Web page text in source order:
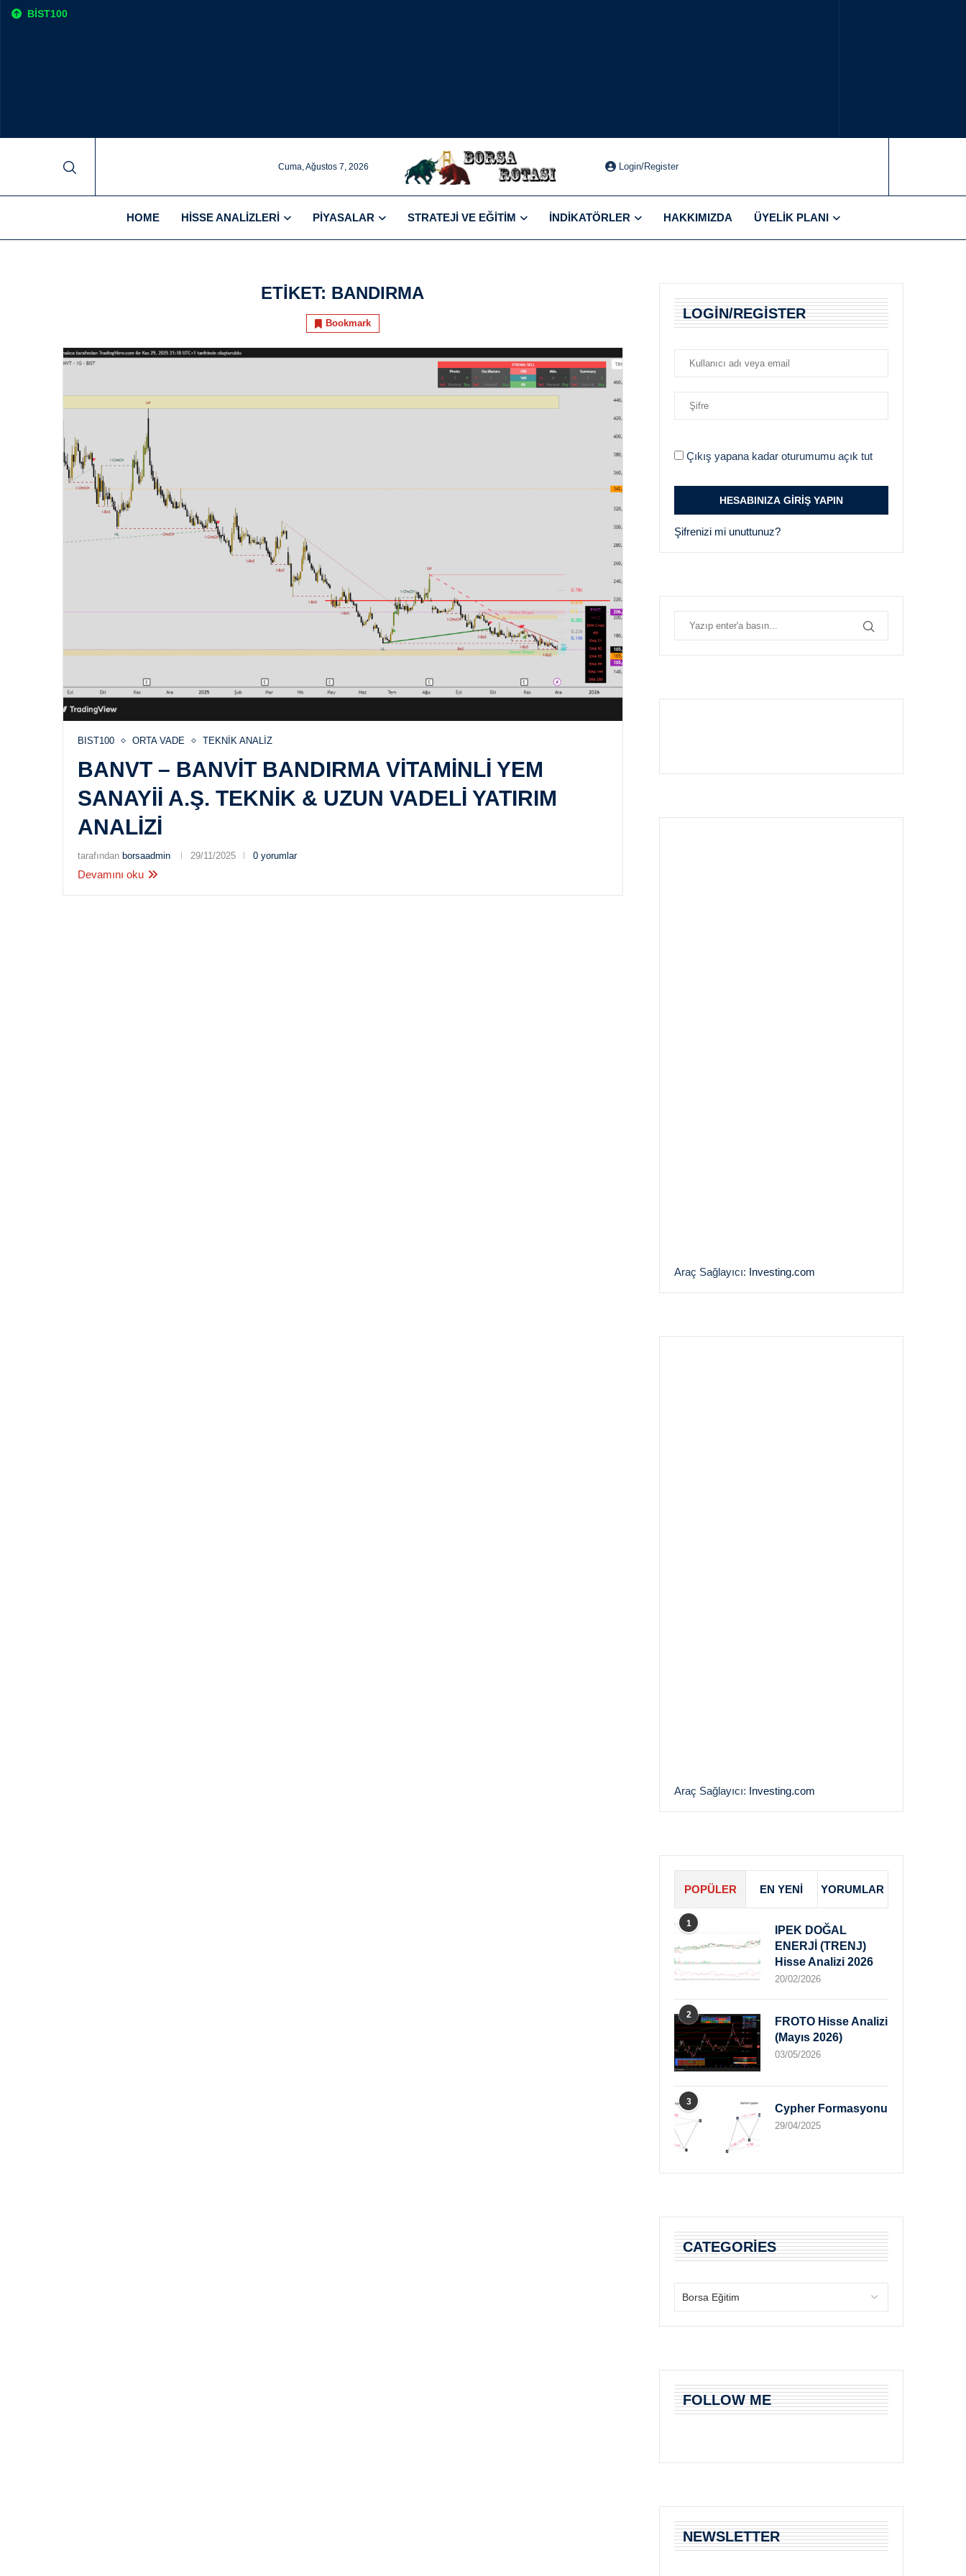
BIST100
Cuma, Ağustos 7, 2026 Login/Register
HOME HISSE ANALIZLERI PIYASALAR STRATEJI VE EĞITIM İNDIKATÖRLER HAKKIMIZDA ÜYELIK PLANI
ETIKET: BANDIRMA
Bookmark
BIST100 ORTA VADE TEKNIK ANALIZ
BANVT – BANVIT BANDIRMA VITAMINLI YEM
SANAYII A.Ş. TEKNIK & UZUN VADELI YATIRIM
ANALIZI
tarafından borsaadmin 29/11/2025 0 yorumlar
Devamını oku
LOGIN/REGISTER
Çıkış yapana kadar oturumumu açık tut
Şifrenizi mi unuttunuz?
Araç Sağlayıcı: Investing.com
Araç Sağlayıcı: Investing.com
POPÜLER EN YENI YORUMLAR
1
IPEK DOĞAL
ENERJİ (TRENJ)
Hisse Analizi 2026
20/02/2026
2
FROTO Hisse Analizi
(Mayıs 2026)
03/05/2026
3
Cypher Formasyonu
29/04/2025
CATEGORIES
FOLLOW ME
NEWSLETTER